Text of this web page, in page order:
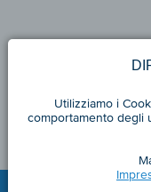
Utilizziamo i
comportamento degli